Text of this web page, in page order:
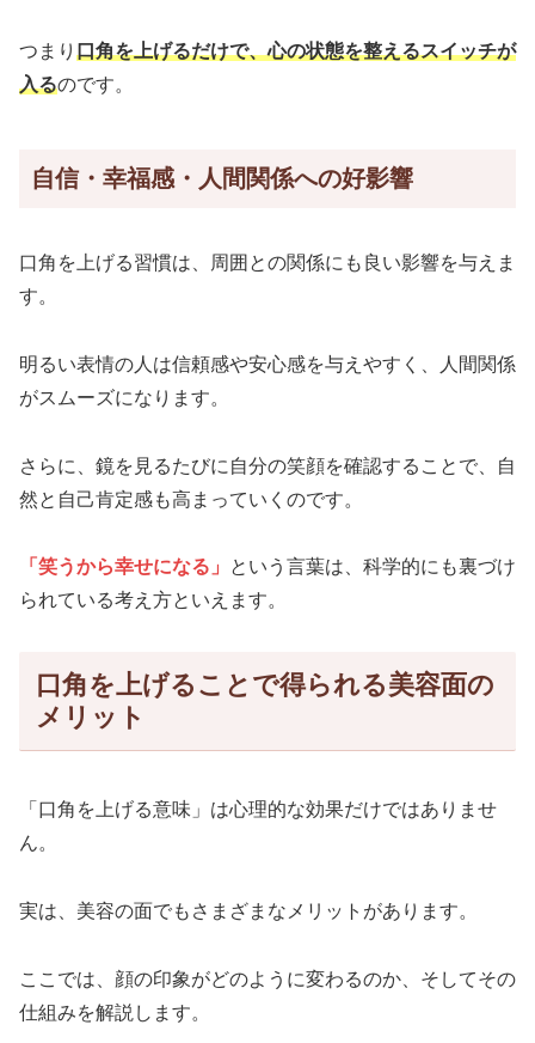
つまり 口角を上げるだけで、心の状態を整えるスイッチが
入るのです。
自信・幸福感・人間関係への好影響
口角を上げる習慣は、周囲との関係にも良い影響を与えま
す。
明るい表情の人は信頼感や安心感を与えやすく、人間関係
がスムーズになります。
さらに、鏡を見るたびに自分の笑顔を確認することで、自
然と自己肯定感も高まっていくのです。
「笑うから幸せになる」
という言葉は、科学的にも裏づけ
られている考え方といえます。
口角を上げることで得られる美容面の
メリット
「口角を上げる意味」は心理的な効果だけではありませ
ん。
実は、美容の面でもさまざまなメリットがあります。
ここでは、顔の印象がどのように変わるのか、そしてその
仕組みを解説します。